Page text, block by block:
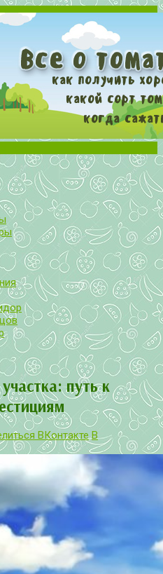
Сорта и рассада.
путь к
ВКонтакте В